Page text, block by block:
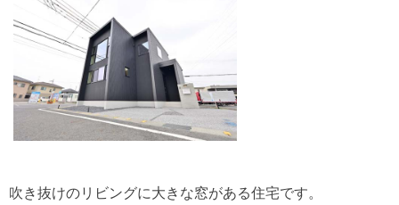
吹き抜けのリビングに大きな窓がある住宅です。